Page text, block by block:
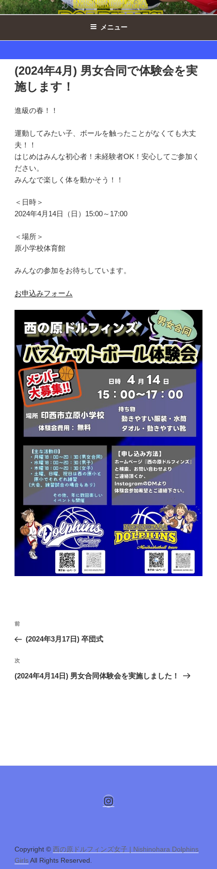
コ
ン
ン
西の原ドルフィンズ女子 ｜ 千葉県印
西市ミニバスケットボール
メニュー
(2024年4月) 男女合同で体験会を実
施します！
進級の春！！
運動してみたい子、ボールを触ったことがなくても大丈
夫！！
はじめはみんな初心者！未経験者OK！安心してご参加く
ださい。
みんなで楽しく体を動かそう！！
＜日時＞
2024年4月14日（日）15:00～17:00
＜場所＞
原小学校体育館
みんなの参加をお待ちしています。
お申込みフォーム
投
ナ
ビ
ゲ
前
の
稿
前
(2024年3月17日) 卒団式
次
の
次
(2024年4月14日) 男女合同体験会を実施しました！
Instagram
Copyright © 西の原ドルフィンズ女子 | Nishinohara Dolphins
GirlsAll Rights Reserved.